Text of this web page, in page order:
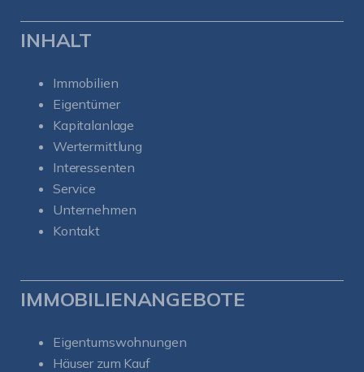
INHALT
Immobilien
Eigentümer
Kapitalanlage
Wertermittlung
Interessenten
Service
Unternehmen
Kontakt
IMMOBILIENANGEBOTE
Eigentumswohnungen
Häuser zum Kauf